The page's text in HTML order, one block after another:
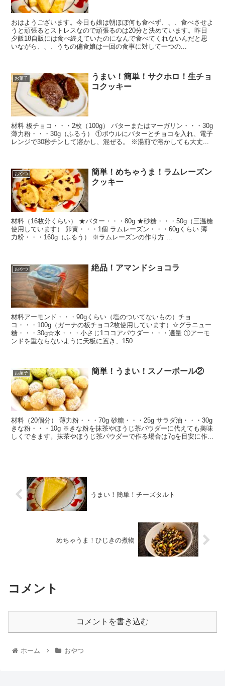
おはようございます。今日も娘は朝ほぼ何も食べず、、、食べさせよ
うと頑張るとストレスなので頑張るのは20分と決めています。昨日
夕飯18自販には食べ終えていたのになんで食べてくれないんだと思
いながら、、、うちの偏食娘は一回の食事に対して一つの...
お菓子
うまい！簡単！サクホロ！生チョ
コクッキー
材料 板チョコ・・・2枚（100g） バターまたはマーガリン・・・30g
薄力粉・・・30g（ふるう） ①ボウルにバターとチョコを入れ、電子
レンジで30秒チンして溶かし、混ぜる。 ※湯煎で溶かしても大丈...
おやつ
簡単！めちゃうま！ラムレーズン
クッキー
材料（16枚分くらい） ★バター・・・80g ★砂糖・・・50g（三温糖
使用しています） 卵黄・・・1個 ラムレーズン・・・60gくらい 薄
力粉・・・160g（ふるう） ※ラムレーズンの作り方 ...
おやつ 絶品！アマンドショコラ
材料アーモンド・・・90gくらい（塩のついてないもの）チョ
コ・・・100g（ガーナの板チョコ2枚使用しています）☆グラニュー
糖・・・30g☆水・・・小さじ1ココアパウダー・・・適量 ①アーモ
ンドを重ならないように天板に置き、150...
お菓子 簡単！うまい！スノーボール②
材料（20個分） 薄力粉・・・70g 砂糖・・・25g サラダ油・・・30g
きな粉・・・10g ※きな粉を抹茶やほうじ茶パウダーに代えても美味
しくできます。抹茶やほうじ茶パウダーで作る場合は7gを目安に作...
うまい！簡単！チーズタルト
めちゃうま！ひじきの煮物
コメント
コメントを書き込む
ホーム おやつ